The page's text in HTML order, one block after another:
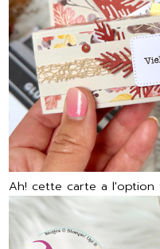
Ah! cette carte a